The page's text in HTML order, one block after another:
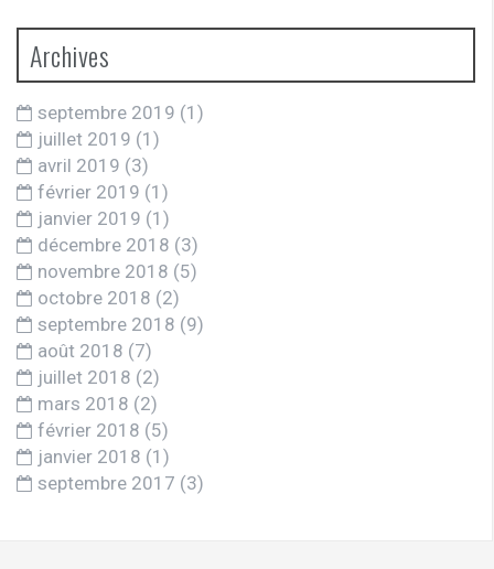
Archives
septembre 2019 (1)
juillet 2019 (1)
avril 2019 (3)
février 2019 (1)
janvier 2019 (1)
décembre 2018 (3)
novembre 2018 (5)
octobre 2018 (2)
septembre 2018 (9)
août 2018 (7)
juillet 2018 (2)
mars 2018 (2)
février 2018 (5)
janvier 2018 (1)
septembre 2017 (3)